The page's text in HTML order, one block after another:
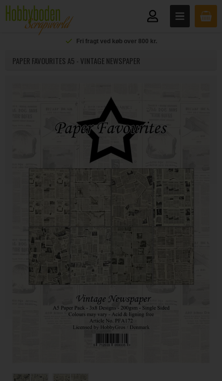
Fri fragt ved køb over 800 kr.
PAPER FAVOURITES A5 - VINTAGE NEWSPAPER